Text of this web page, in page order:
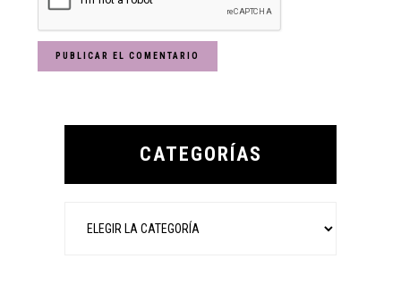
Primary
CATEGORÍAS